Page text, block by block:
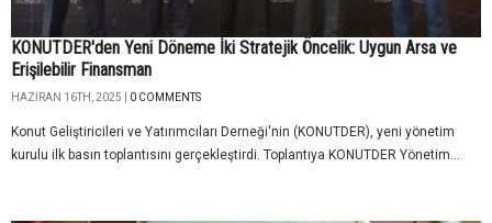
KONUTDER'den Yeni Döneme İki Stratejik Öncelik: Uygun Arsa ve
Erişilebilir Finansman
HAZIRAN 16TH, 2025 | 0 COMMENTS
Konut Geliştiricileri ve Yatırımcıları Derneği'nin (KONUTDER), yeni yönetim
kurulu ilk basın toplantısını gerçekleştirdi. Toplantıya KONUTDER Yönetim...